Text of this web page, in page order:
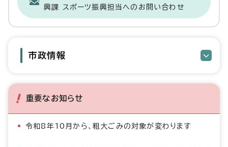
興課 スポーツ振興担当へのお問い合わせ
市政情報
重要なお知らせ
令和8年10月から、粗大ごみの対象が変わります